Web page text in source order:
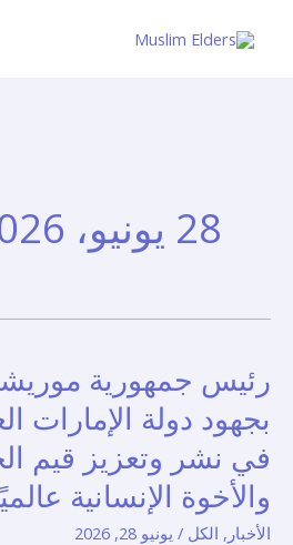
28 يونيو، 2026
رئيس جمهورية
بجهود دولة الإمارات
في نشر وتعزيز قيم
والأخوة الإنسانية
الأخبار , الكل / يونيو 28, 2026
رئيس
جمهورية
موريشيوس
يشيد
بجهود
دولة